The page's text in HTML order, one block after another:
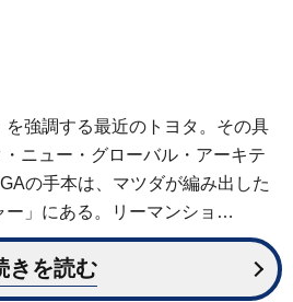
を強調する最近のトヨタ。その具
ニュー・グローバル・アーキテ
の手本は、マツダが編み出した
ー」にある。リーマンショ…
きを読む